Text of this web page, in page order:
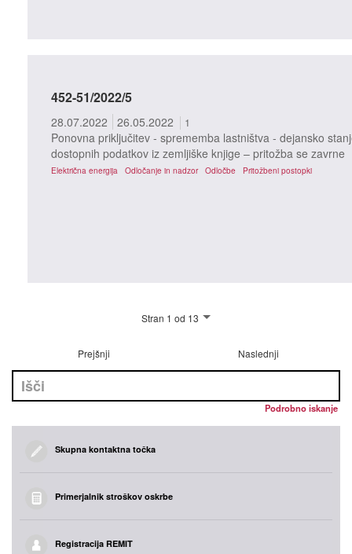
452-51/2022/5
28.07.2022 26.05.2022 1
Ponovna priključitev - sprememba lastništva - dejansko
dostopnih podatkov iz zemljiške knjige – pritožba se zavrne
Električna energija Odločanje in nadzor Odločbe Pritožbeni postopki
Stran 1 od 13
Prejšnji Naslednji
Podrobno iskanje
Skupna kontaktna točka
Primerjalnik stroškov oskrbe
Registracija REMIT